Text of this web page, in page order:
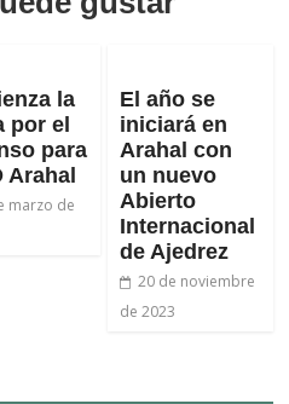
la
por el
para
Arahal
marzo de
El año se
iniciará en
Arahal con
un nuevo
Abierto
Internacional
de Ajedrez
20 de noviembre
de 2023